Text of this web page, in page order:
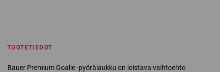
TUOTETIEDOT
Bauer Premium Goalie -pyörälaukku on loistava vaihtoehto